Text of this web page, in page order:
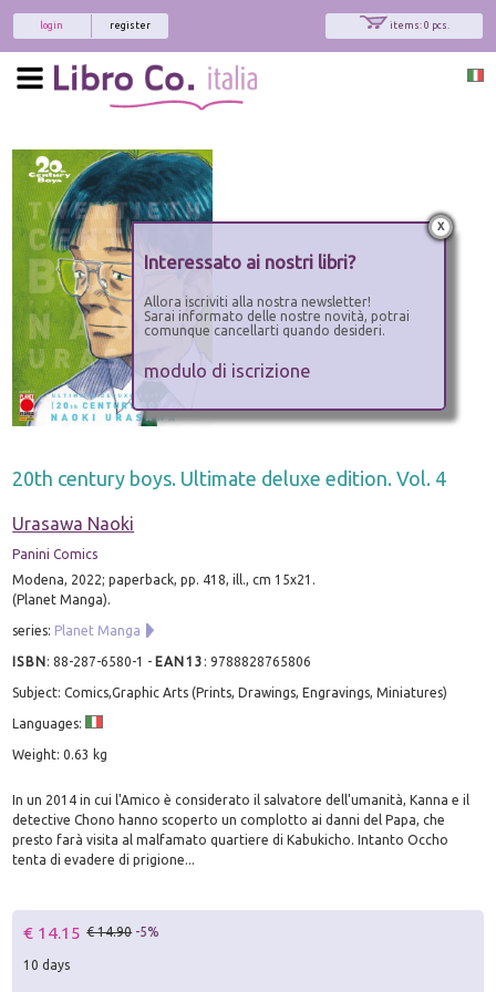
items: 0 pcs.
register
login
20th century boys. Ultimate deluxe edition. Vol. 4
Urasawa Naoki
Panini Comics
Modena, 2022; paperback, pp. 418, ill., cm 15x21.
(Planet Manga).
series: Planet Manga
ISBN:88-287-6580-1 - EAN13 :9788828765806
Subject: Comics,Graphic Arts (Prints, Drawings, Engravings, Miniatures)
Languages:
Weight: 0.63 kg
In un 2014 in cui l'Amico è considerato il salvatore dell'umanità, Kanna e il
detective Chono hanno scoperto un complotto ai danni del Papa, che
presto farà visita al malfamato quartiere di Kabukicho. Intanto Occho
tenta di evadere di prigione...
€ 14.15 € 14.90 -5%
10 days
x
Interessato ai nostri libri?
Allora iscriviti alla nostra newsletter!
Sarai informato delle nostre novità, potrai
comunque cancellarti quando desideri.
modulo di iscrizione